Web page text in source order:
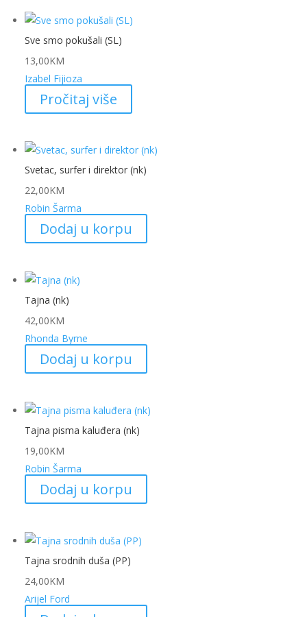
Sve smo pokušali (SL)
13,00KM
Izabel Fijioza
Pročitaj više
Svetac, surfer i direktor (nk)
22,00KM
Robin Šarma
Dodaj u korpu
Tajna (nk)
42,00KM
Rhonda Byrne
Dodaj u korpu
Tajna pisma kaluđera (nk)
19,00KM
Robin Šarma
Dodaj u korpu
Tajna srodnih duša (PP)
24,00KM
Arijel Ford